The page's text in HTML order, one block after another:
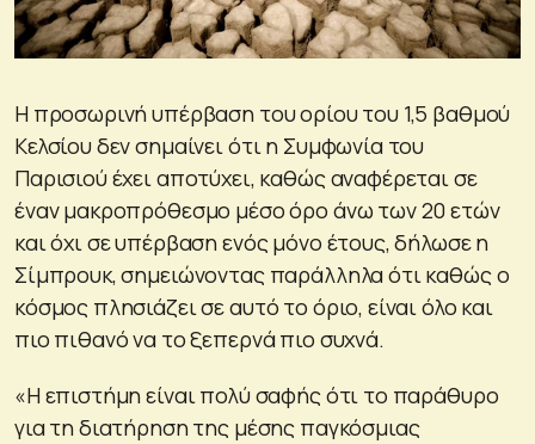
Η προσωρινή υπέρβαση του ορίου του 1,5 βαθμού
Κελσίου δεν σημαίνει ότι η Συμφωνία του
Παρισιού έχει αποτύχει, καθώς αναφέρεται σε
έναν μακροπρόθεσμο μέσο όρο άνω των 20 ετών
και όχι σε υπέρβαση ενός μόνο έτους, δήλωσε η
Σίμπρουκ, σημειώνοντας παράλληλα ότι καθώς ο
κόσμος πλησιάζει σε αυτό το όριο, είναι όλο και
πιο πιθανό να το ξεπερνά πιο συχνά.
«Η επιστήμη είναι πολύ σαφής ότι το παράθυρο
για τη διατήρηση της μέσης παγκόσμιας